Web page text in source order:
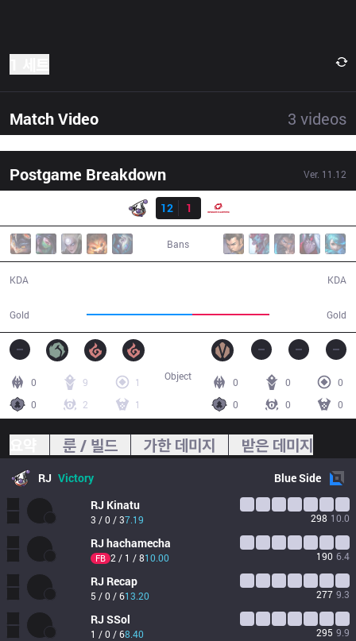
Match Video 3 videos
Postgame Breakdown Ver. 11.12
12
1
Bans
KDA
Gold Gold
KDA
0 9
1
0
2 1
0 0
0
0
0 0
Object
룬 / 빌드 가한 데미지 받은 데미지
RJ Victory BlueSide
RJ Kinatu
3 / 0 / 37.19 298 10.0
RJ hachamecha
FB 2 / 1 / 810.00 190 6.4
RJ Recap
5 / 0 / 613.20 277 9.3
RJ SSol
1 / 0 / 68.40 295 9.9